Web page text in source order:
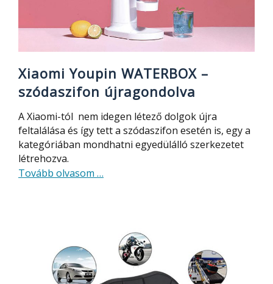
Xiaomi Youpin WATERBOX –
szódaszifon újragondolva
A Xiaomi-tól nem idegen létező dolgok újra
feltalálása és így tett a szódaszifon esetén is, egy a
kategóriában mondhatni egyedülálló szerkezetet
létrehozva.
Tovább olvasom about
szódaszifon
újragondolva
…